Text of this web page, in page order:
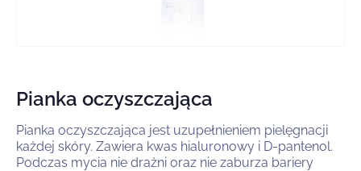
oknie
Pianka oczyszczająca
Pianka oczyszczająca jest uzupełnieniem pielęgnacji
każdej skóry. Zawiera kwas hialuronowy i D-pantenol.
Podczas mycia nie drażni oraz nie zaburza bariery